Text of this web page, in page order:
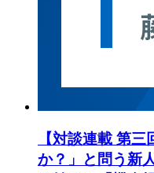
【対談連載 第
か？」と問う新